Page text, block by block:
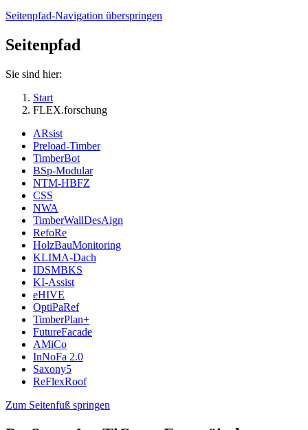
Seitenpfad-Navigation überspringen
Seitenpfad
Sie sind hier:
Start
FLEX.forschung
ARsist
Preload-Timber
TimberBot
BSp-Modular
NTM-HBFZ
CSS
NWA
TimberWallDesAign
RefoRe
HolzBauMonitoring
KLIMA-Dach
IDSMBKS
KI-Assist
eHIVE
OptiPaRef
TimberPlan+
FutureFacade
AMiCo
InNoFa 2.0
Saxony5
ReFlexRoof
Zum Seitenfuß springen